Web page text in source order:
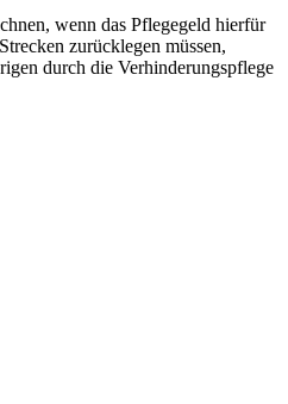
wenn das Pflegegeld hierfür
zurücklegen müssen,
durch die Verhinderungspflege